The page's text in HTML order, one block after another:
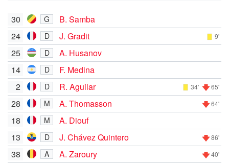
30 G
B. Samba
24
D J. Gradit 9'
25 D
A. Husanov
14
D
F. Medina
2
D R. Aguilar 34' 65'
28 M A. Thomasson 64'
18 M
A. Diouf
13
D J. Chávez Quintero 86'
38 A A. Zaroury 40'